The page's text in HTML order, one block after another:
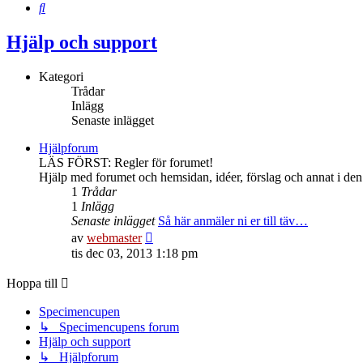
Sök
Hjälp och support
Kategori
Trådar
Inlägg
Senaste inlägget
Hjälpforum
LÄS FÖRST: Regler för forumet!
Hjälp med forumet och hemsidan, idéer, förslag och annat i
1 Trådar
1 Inlägg
Senaste inlägget Så här anmäler ni er till täv…
av webmaster
till
tis dec 03, 2013 1:18 pm
Hoppa till
Specimencupen
↳ Specimencupens forum
Hjälp och support
↳ Hjälpforum